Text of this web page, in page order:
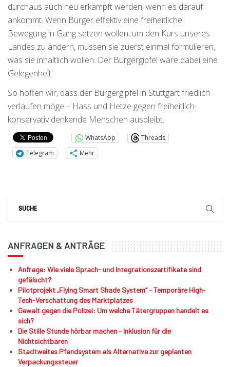
ANFRAGEN & ANTRÄGE
Anfrage: Wie viele Sprach- und Integrationszertifikate sind
gefälscht?
Pilotprojekt „Flying Smart Shade System“ – Temporäre High-
Tech-Verschattung des Marktplatzes
Gewalt gegen die Polizei: Um welche Tätergruppen handelt es
sich?
Die Stille Stunde hörbar machen – Inklusion für die
Nichtsichtbaren
Stadtweites Pfandsystem als Alternative zur geplanten
Verpackungssteuer
durchaus auch neu erkämpft werden, wenn es darauf
ankommt. Wenn Bürger effektiv eine freiheitliche
Bewegung in Gang setzen wollen, um den Kurs unseres
Landes zu ändern, müssen sie zuerst einmal formulieren,
was sie inhaltlich wollen. Der Bürgergipfel wäre dabei eine
Gelegenheit.
So hoffen wir, dass der Bürgergipfel in Stuttgart friedlich
verlaufen möge – Hass und Hetze gegen freiheitlich-
konservativ denkende Menschen ausbleibt.
WhatsApp
Threads
Telegram
Mehr